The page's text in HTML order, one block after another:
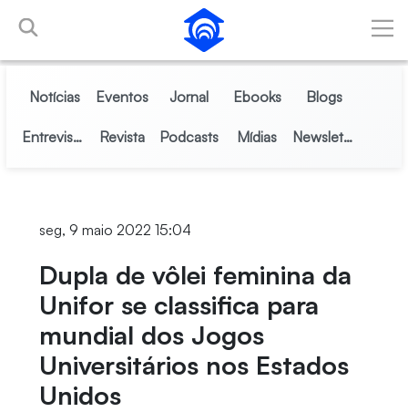
Pular para o Conteúdo principal
Notícias Eventos Jornal Ebooks Blogs
Entrevistas Revista Podcasts Mídias Newsletter
seg, 9 maio 2022 15:04
Dupla de vôlei feminina da
Unifor se classifica para
mundial dos Jogos
Universitários nos Estados
Unidos